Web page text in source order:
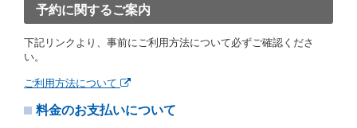
約取消手数料を当社に支払うものとし、当社は、この
予約取消手数料の支払いがあったときは、受領済の予
約申込金を借受人に返還するものとします。
当社の都合により、予約が取り消されたとき、又は貸
約申込金を返還するものとします。
若しくは当社のいずれの責にもよらない事由により貸
予約に関するご案内
下記リンクより、事前にご利用方法について必ずご確認くださ
い。
ご利用方法について
料金のお支払いについて